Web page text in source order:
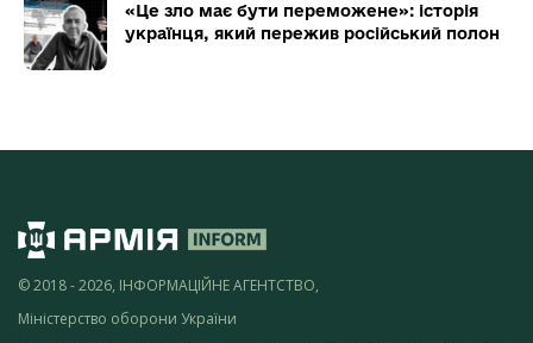
«Це зло має бути переможене»: історія
українця, який пережив російський полон
© 2018 - 2026, ІНФОРМАЦІЙНЕ АГЕНТСТВО,
Міністерство оборони України